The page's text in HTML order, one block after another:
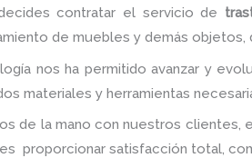
contratar el servicio de
de muebles y demás
nos ha permitido avanzar y
materiales y herramientas
de la mano con nuestros
proporcionar satisfacción total,